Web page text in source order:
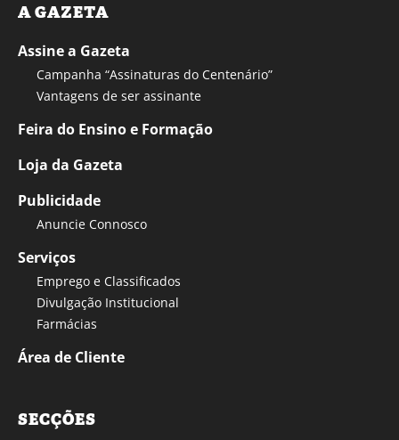
A GAZETA
Assine a Gazeta
Campanha “Assinaturas do Centenário”
Vantagens de ser assinante
Feira do Ensino e Formação
Loja da Gazeta
Publicidade
Anuncie Connosco
Serviços
Emprego e Classificados
Divulgação Institucional
Farmácias
Área de Cliente
SECÇÕES